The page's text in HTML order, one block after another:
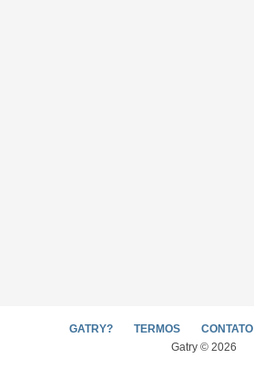
GATRY? TERMOS CONTATO
Gatry © 2026